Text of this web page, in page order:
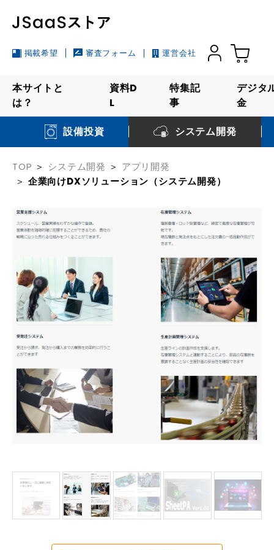
掲載希望 審査フォーム 運営会社
本サイトと
は？
資料D
L
特集記
事
デジタ
金
設備投資 システム開発
TOP システム開発
アプリ開発
企業向けDXソリューション（システム開発）